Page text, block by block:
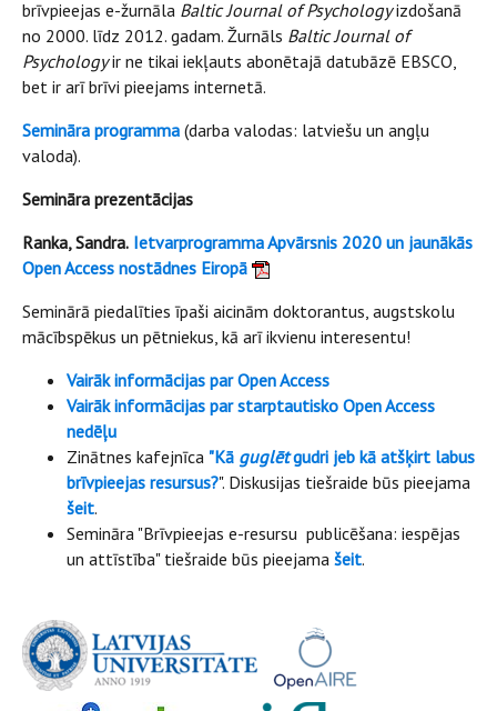
brīvpieejas e-žurnāla Baltic Journal of Psychologyizdošanā
no 2000. līdz 2012. gadam. Žurnāls Baltic Journal of
Psychologyir ne tikai iekļauts abonētajā datubāzē EBSCO,
bet ir arī brīvi pieejams internetā.
Semināra programma (darba valodas: latviešu un angļu
valoda).
Semināra prezentācijas
Ranka, Sandra. Ietvarprogramma Apvārsnis 2020 un jaunākās
Open Access nostādnes Eiropā
Seminārā piedalīties īpaši aicinām doktorantus, augstskolu
mācībspēkus un pētniekus, kā arī ikvienu interesentu!
Vairāk informācijas par Open Access
Vairāk informācijas par starptautisko Open Access
nedēļu
Zinātnes kafejnīca "Kā guglētgudri jeb kā atšķirt labus
brīvpieejas resursus?". Diskusijas tiešraide būs pieejama
šeit.
Semināra "Brīvpieejas e-resursu publicēšana: iespējas
un attīstība" tiešraide būs pieejama šeit.